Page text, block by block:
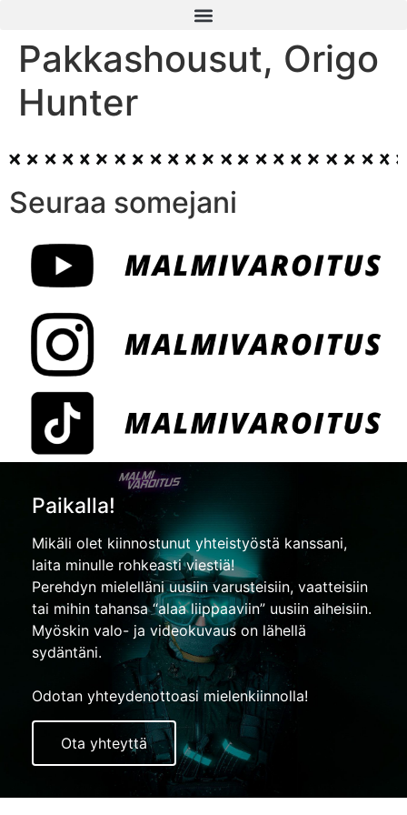
Pakkashousut, Origo
Hunter
Seuraa somejani
Paikalla!
Mikäli olet kiinnostunut yhteistyöstä kanssani,
laita minulle rohkeasti viestiä!
Perehdyn mielelläni uusiin varusteisiin, vaatteisiin
tai mihin tahansa “alaa liippaaviin” uusiin aiheisiin.
Myöskin valo- ja videokuvaus on lähellä
sydäntäni.
Odotan yhteydenottoasi mielenkiinnolla!
Ota yhteyttä